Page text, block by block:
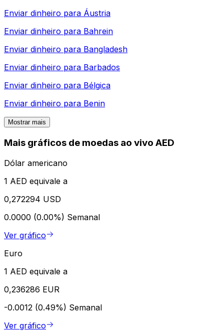
Enviar dinheiro para Áustria
Enviar dinheiro para Bahrein
Enviar dinheiro para Bangladesh
Enviar dinheiro para Barbados
Enviar dinheiro para Bélgica
Enviar dinheiro para Benin
Mostrar mais
Mais gráficos de moedas ao vivo AED
Dólar americano
1 AED equivale a
0,272294 USD
0.0000 (0.00%) Semanal
Ver gráfico
Euro
1 AED equivale a
0,236286 EUR
-0.0012 (0.49%) Semanal
Ver gráfico